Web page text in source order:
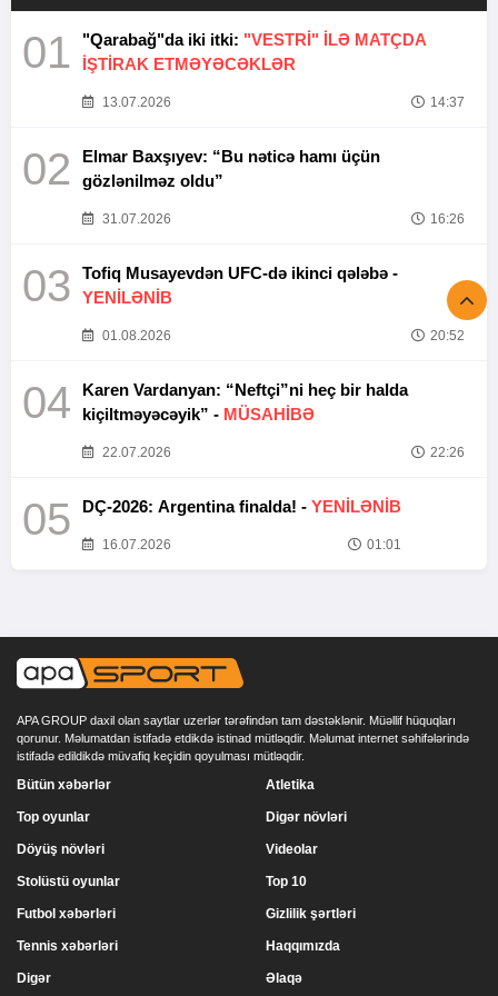
01 "Qarabağ"da iki itki: "VESTRİ" İLƏ MATÇDA
İŞTİRAK ETMƏYƏCƏKLƏR
13.07.2026 14:37
02
Elmar Baxşıyev: “Bu nəticə hamı üçün
gözlənilməz oldu”
31.07.2026 16:26
03
Tofiq Musayevdən UFC-də ikinci qələbə -
YENİLƏNİB
01.08.2026 20:52
04
Karen Vardanyan: “Neftçi”ni heç bir halda
kiçiltməyəcəyik” - MÜSAHİBƏ
22.07.2026 22:26
05 DÇ-2026: Argentina finalda! - YENİLƏNİB
16.07.2026 01:01
APA GROUP daxil olan saytlar uzerlər tərəfindən tam dəstəklənir. Müəllif hüquqları
qorunur. Məlumatdan istifadə etdikdə istinad mütləqdir. Məlumat internet səhifələrində
istifadə edildikdə müvafiq keçidin qoyulması mütləqdir.
Bütün xəbərlər
Top oyunlar
Döyüş növləri
Stolüstü oyunlar
Atletika
Digər növləri
Videolar
Top 10
Futbol xəbərləri
Tennis xəbərləri
Digər
Gizlilik şərtləri
Haqqımızda
Əlaqə